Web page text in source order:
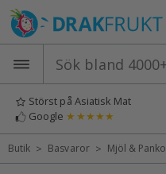
Hoppa
till
innehåll
Störst på Asiatisk Mat
Google ★★★★★
Butik > Basvaror > Mjöl & Panko